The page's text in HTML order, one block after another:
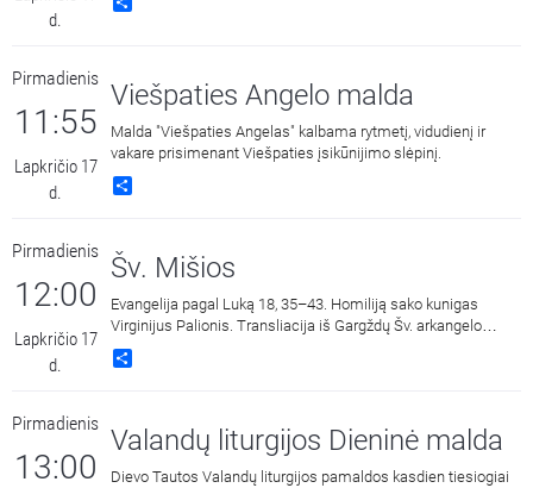
d.
Pirmadienis
11:55
Lapkričio 17
d.
Viešpaties Angelo malda
Malda "Viešpaties Angelas" kalbama rytmetį, vidudienį ir
vakare prisimenant Viešpaties įsikūnijimo slėpinį.
Pirmadienis
12:00
Lapkričio 17
d.
Šv. Mišios
Evangelija pagal Luką 18, 35–43. Homiliją sako kunigas
Virginijus Palionis. Transliacija iš Gargždų Šv. arkangelo
Mykolo bažnyčios.
Pirmadienis
13:00
Valandų liturgijos Dieninė malda
Dievo Tautos Valandų liturgijos pamaldos kasdien tiesiogiai